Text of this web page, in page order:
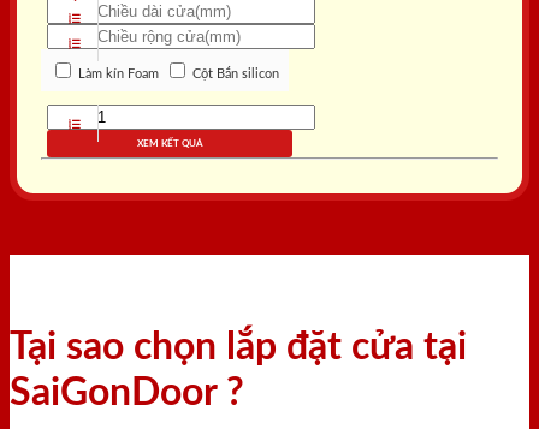
Làm kín Foam Cột Bắn silicon
XEM KẾT QUẢ
Tại sao chọn lắp đặt cửa tại
SaiGonDoor ?